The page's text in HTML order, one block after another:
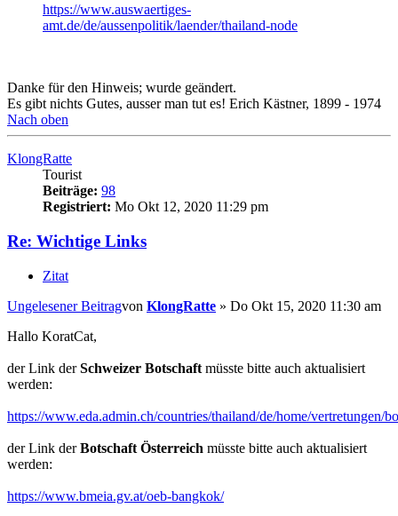
https://www.auswaertiges-
amt.de/de/aussenpolitik/laender/thailand-node
Danke für den Hinweis; wurde geändert.
Es gibt nichts Gutes, ausser man tut es! Erich Kästner, 1899 - 1974
Nach oben
KlongRatte
Tourist
Beiträge: 98
Registriert: Mo Okt 12, 2020 11:29 pm
Re: Wichtige Links
Zitat
Ungelesener Beitragvon KlongRatte » Do Okt 15, 2020 11:30 am
Hallo KoratCat,
der Link derSchweizer Botschaft müsste bitte auch aktualisiert
werden:
https://www.eda.admin.ch/countries/thailand/de/home/vertretungen/
der Link derBotschaft Österreich müsste bitte auch aktualisiert
werden:
https://www.bmeia.gv.at/oeb-bangkok/